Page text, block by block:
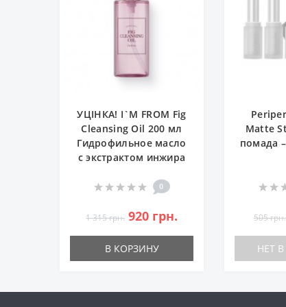
УЦІНКА! I`M FROM Fig
Cleansing Oil 200 мл
Гидрофильное масло
с экстрактом инжира
0
1 315 грн. 920 грн.
В КОРЗИНУ
Matte
помада
505 грн.
НЕТ